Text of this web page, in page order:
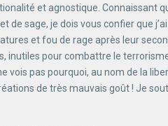
et agnostique. Connaissant
de sage, je dois vous confier que
et fou de rage après leur
inutiles pour combattre le
vois pas pourquoi, au nom de la
de très mauvais goût ! Je